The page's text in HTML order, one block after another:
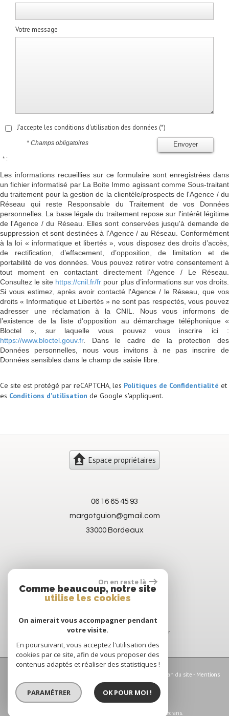
Votre message
J'accepte les conditions d'utilisation des données (*)
Envoyer
* Champs obligatoires
* :
Les informations recueillies sur ce formulaire sont enregistrées dans
un fichier informatisé par La Boite Immo agissant comme Sous-traitant
du traitement pour la gestion de la clientèle/prospects de l'Agence / du
Réseau qui reste Responsable du Traitement de vos Données
personnelles. La base légale du traitement repose sur l'intérêt légitime
de l'Agence / du Réseau. Elles sont conservées jusqu'à demande de
suppression et sont destinées à l'Agence / au Réseau. Conformément
à la loi « informatique et libertés », vous disposez des droits d’accès,
de rectification, d’effacement, d’opposition, de limitation et de
portabilité de vos données. Vous pouvez retirer votre consentement à
tout moment en contactant directement l’Agence / Le Réseau.
Consultez le site https://cnil.fr/fr pour plus d’informations sur vos droits.
Si vous estimez, après avoir contacté l'Agence / le Réseau, que vos
droits « Informatique et Libertés » ne sont pas respectés, vous pouvez
adresser une réclamation à la CNIL. Nous vous informons de
l’existence de la liste d'opposition au démarchage téléphonique «
Bloctel », sur laquelle vous pouvez vous inscrire ici :
https://www.bloctel.gouv.fr. Dans le cadre de la protection des
Données personnelles, nous vous invitons à ne pas inscrire de
Données sensibles dans le champ de saisie libre.
Ce site est protégé par reCAPTCHA, les Politiques de Confidentialité et
es Conditions d'utilisation de Google s'appliquent.
Espace propriétaires
06 16 65 45 93
margotguion@gmail.com
33000 Bordeaux
Plan du site - Mentions
légales-Nos honoraires-Partenaires -Admin-Politique RGPD
Site internet compatible multi-supports,
un seul site adaptable à tous les types d'écrans.
On en reste là
Comme beaucoup, notre site
utilise les cookies
On aimerait vous accompagner pendant
votre visite.
En poursuivant, vous acceptez l'utilisation des
cookies par ce site, afin de vous proposer des
contenus adaptés et réaliser des statistiques !
PARAMÉTRER OK POUR MOI !